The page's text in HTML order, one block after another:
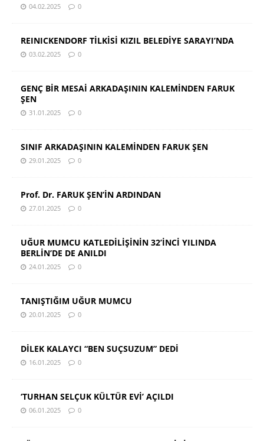
04.02.2025 0
REINICKENDORF TİLKİSİ KIZIL BELEDİYE SARAYI’NDA
03.02.2025 0
GENÇ BİR MESAİ ARKADAŞININ KALEMİNDEN FARUK
ŞEN
31.01.2025 0
SINIF ARKADAŞININ KALEMİNDEN FARUK ŞEN
29.01.2025 0
Prof. Dr. FARUK ŞEN’İN ARDINDAN
27.01.2025 0
UĞUR MUMCU KATLEDİLİŞİNİN 32’İNCİ YILINDA
BERLİN’DE DE ANILDI
24.01.2025 0
TANIŞTIĞIM UĞUR MUMCU
20.01.2025 0
DİLEK KALAYCI “BEN SUÇSUZUM” DEDİ
16.01.2025 0
‘TURHAN SELÇUK KÜLTÜR EVİ’ AÇILDI
06.01.2025 0